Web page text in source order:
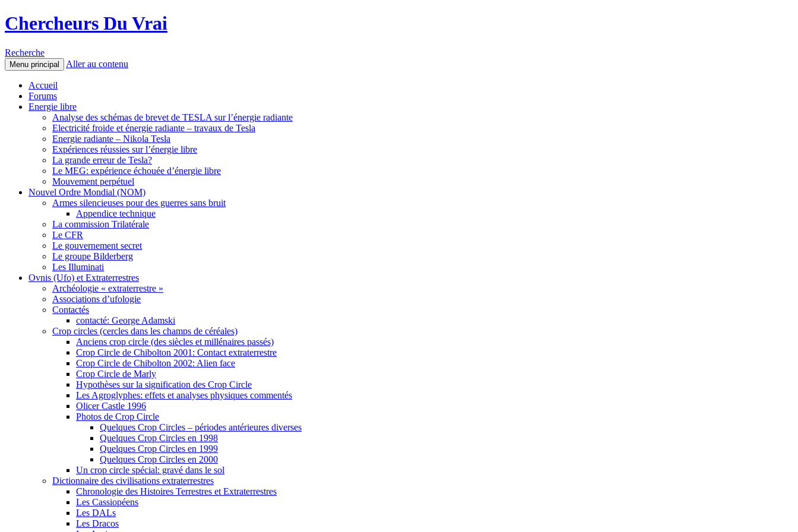
Chercheurs Du Vrai
Recherche
Menu principal Aller au contenu
Accueil
Forums
Energie libre
Analyse des schémas de brevet de TESLA sur l’énergie radiante
Electricité froide et énergie radiante – travaux de Tesla
Energie radiante – Nikola Tesla
Expériences réussies sur l’énergie libre
La grande erreur de Tesla?
Le MEG: expérience échouée d’énergie libre
Mouvement perpétuel
Nouvel Ordre Mondial (NOM)
Armes silencieuses pour des guerres sans bruit
Appendice technique
La commission Trilatérale
Le CFR
Le gouvernement secret
Le groupe Bilderberg
Les Illuminati
Ovnis (Ufo) et Extraterrestres
Archéologie « extraterrestre »
Associations d’ufologie
Contactés
contacté: George Adamski
Crop circles (cercles dans les champs de céréales)
Anciens crop circle (des siècles et millénaires passés)
Crop Circle de Chibolton 2001: Contact extraterrestre
Crop Circle de Chibolton 2002: Alien face
Crop Circle de Marly
Hypothèses sur la signification des Crop Circle
Les Agroglyphes: effets et analyses physiques commentés
Olicer Castle 1996
Photos de Crop Circle
Quelques Crop Circles – périodes antérieures diverses
Quelques Crop Circles en 1998
Quelques Crop Circles en 1999
Quelques Crop Circles en 2000
Un crop circle spécial: gravé dans le sol
Dictionnaire des civilisations extraterrestres
Chronologie des Histoires Terrestres et Extraterrestres
Les Cassiopéens
Les DALs
Les Dracos